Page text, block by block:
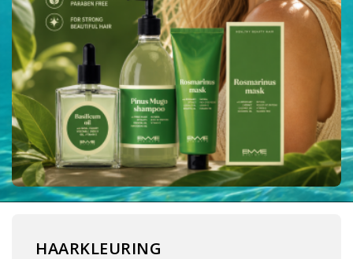
HAARKLEURING